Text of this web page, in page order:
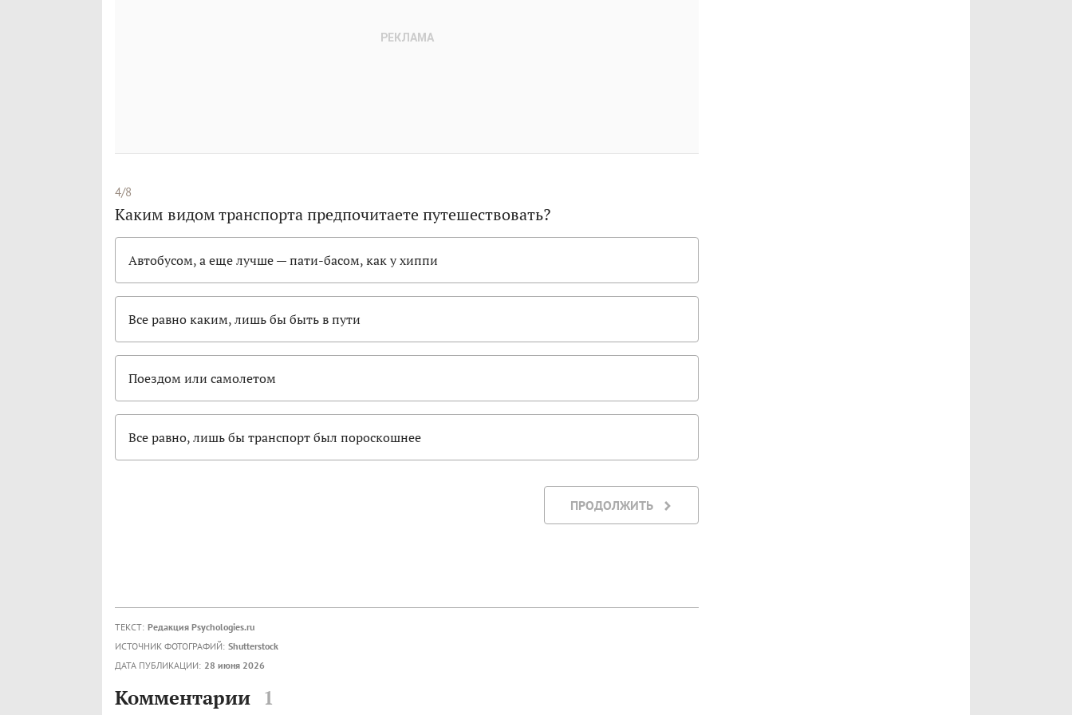
4/8
Каким видом транспорта предпочитаете путешествовать?
Автобусом, а еще лучше — пати-басом, как у хиппи
Все равно каким, лишь бы быть в пути
Поездом или самолетом
Все равно, лишь бы транспорт был пороскошнее
ПРОДОЛЖИТЬ
ТЕКСТ: Редакция Psychologies.ru
ИСТОЧНИК ФОТОГРАФИЙ: Shutterstock
ДАТА ПУБЛИКАЦИИ: 28 июня 2026
Комментарии 1